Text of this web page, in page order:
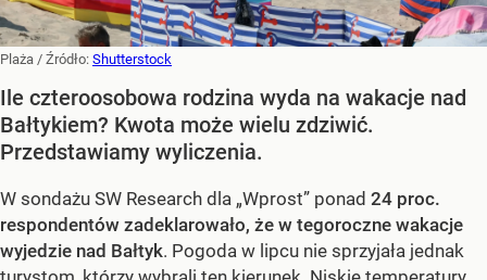
Plaża / Źródło: Shutterstock
Ile czteroosobowa rodzina wyda na wakacje nad
Bałtykiem? Kwota może wielu zdziwić.
Przedstawiamy wyliczenia.
W sondażu SW Research dla „Wprost” ponad 24 proc.
respondentów zadeklarowało, że w tegoroczne wakacje
wyjedzie nad Bałtyk. Pogoda w lipcu nie sprzyjała jednak